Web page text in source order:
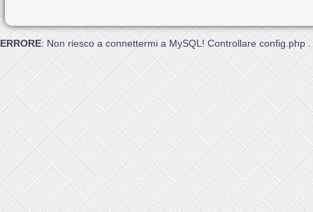
ERRORE: Non riesco a connettermi a MySQL! Controllare config.php .